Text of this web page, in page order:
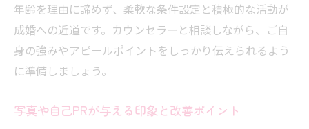
年齢を理由に諦めず、柔軟な条件設定と積極的な活動が
成婚への近道です。カウンセラーと相談しながら、ご自
身の強みやアピールポイントをしっかり伝えられるよう
に準備しましょう。
写真や自己PRが与える印象と改善ポイント